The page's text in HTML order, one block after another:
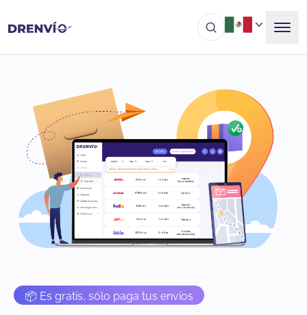
📦 Es gratis, sólo paga tus envíos